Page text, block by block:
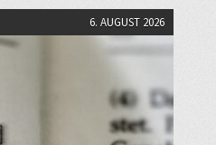
6. AUGUST 2026